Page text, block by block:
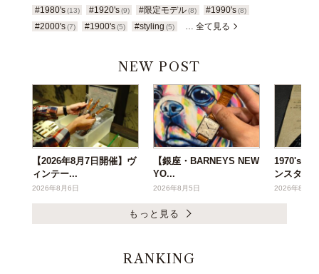
#1980's (13) #1920's(9) #限定モデル(8) #1990's (8)
#2000's (7) #1900's(5) #styling (5) … 全て見る
NEW POST
【2026年8月7日開催】ヴ
ィンテー...
2026年8月6日
【銀座・BARNEYS NEW
YO...
2026年8月5日
1970's ヴ
ンスタ...
2026年8月3
もっと見る
RANKING